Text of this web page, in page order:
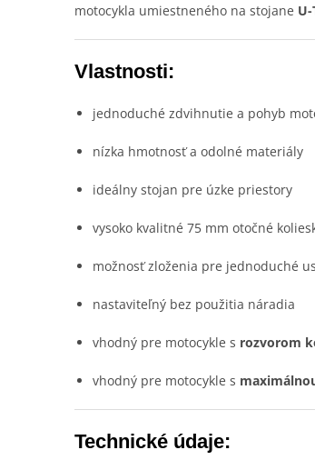
motocykla umiestneného na stojane
Vlastnosti:
jednoduché zdvihnutie a pohyb
nízka hmotnosť a odolné materiály
ideálny stojan pre úzke priestory
vysoko kvalitné 75 mm otočné
možnosť zloženia pre jednoduché
nastaviteľný bez použitia náradia
vhodný pre motocykle s rozvorom
vhodný pre motocykle s
Technické údaje: